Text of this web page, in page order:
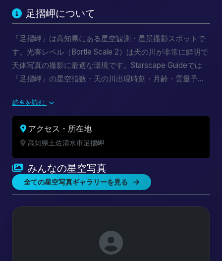
足摺岬について
「足摺岬」は高知県にある星空観測・星景撮影スポットで
す。光害レベル（Bortle Scale 2）は天の川が非常に鮮明で
天体写真の撮影に最適な環境です。Starscape Guideでは
「足摺岬」の星空指数・天の川出現時刻・月齢・雲量予報
み合わせて最適な撮影計画を立てましょう。
続きを読む
アクセス・所在地
高知県土佐清水市足摺岬
みんなの星空写真
全ての星空写真ギャラリーを見る